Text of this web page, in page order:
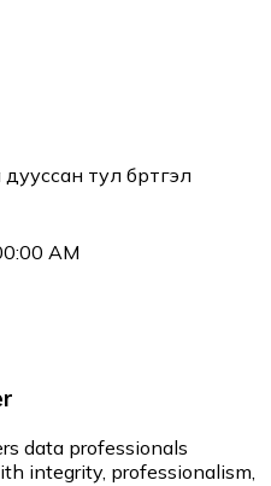
тул бүртгэл
AM
data professionals
integrity, professionalism,